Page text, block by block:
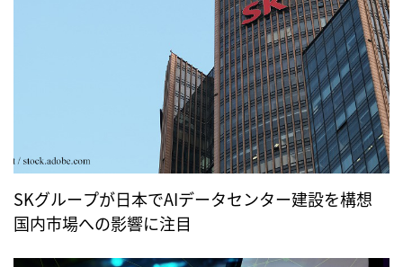
SKグループが日本でAIデータセンター建設を構想
国内市場への影響に注目